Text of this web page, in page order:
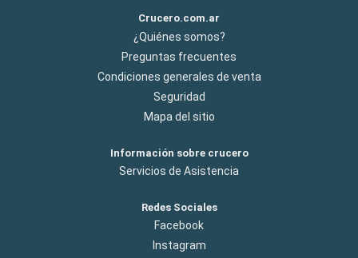
Crucero.com.ar
¿Quiénes somos?
Preguntas frecuentes
Condiciones generales de venta
Seguridad
Mapa del sitio
Información sobre crucero
Servicios de Asistencia
Redes Sociales
Facebook
Instagram